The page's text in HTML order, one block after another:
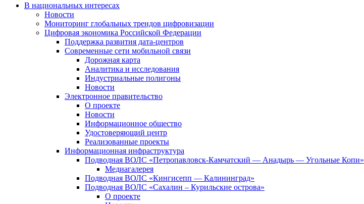
В национальных интересах
Новости
Мониторинг глобальных трендов цифровизации
Цифровая экономика Российской Федерации
Поддержка развития дата-центров
Современные сети мобильной связи
Дорожная карта
Аналитика и исследования
Индустриальные полигоны
Новости
Электронное правительство
О проекте
Новости
Информационное общество
Удостоверяющий центр
Реализованные проекты
Информационная инфраструктура
Подводная ВОЛС «Петропавловск-Камчатский — Анадырь — Угольные Копи»
Медиагалерея
Подводная ВОЛС «Кингисепп — Калининград»
Подводная ВОЛС «Сахалин – Курильские острова»
О проекте